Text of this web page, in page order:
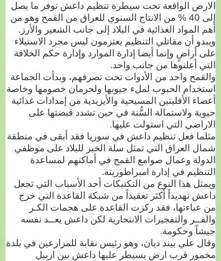
الارض الواقعة تحت سيطرة تنظيم داعش توفر ما يصل
إلى 40 % من الانتاج السنوي للعراق من القمح وهو من
أهم المواد الغذائية في البلاد إلى جانب الشعير والأرز.
ويبدو أن مقاتلي التنظيم يعتزمون ليس مجرد الاستيلاء
على أراضٍ وإنما أيضا إدارة الموارد وإدارة حكم الخلافة
التي أعلنوها من جانب واحد.
والقمح واحد من الأدوات تحت تصرفهم، وبدأت الجماعة
استخدام الحبوب لملء جيوبها ولحرمان خصومها وخاصة
أعضاء الأقليتين المسيحية والأيزيدية من إمدادات غذائية
حيوية ولاستمالة السُّنة في حين تشدد قبضتها على
الاراضي التي استولت عليها.
مثلما فعل تنظيم داعش في سوريا فقد أبقى في منطقة
شمال العراق التي تمثل سلة الخبز للبلاد على موظفي
الدولة وعمال صوامع القمح في أماكنهم لمساعدة
التنظيم في إدارة امبراطوريته.
ويمثل هذا النوع من التكتيكات أحد الأسباب التي تجعل
داعش تهديداً أكثر تعقيداً من شبكة القاعدة التي خرج
من عباءتها، فقد ركزت القاعدة على هجمات الكـر
والفــر والتفجيرات الانتحارية لكن داعش يعــد نفسه
جيشاً وحكومة.
وقال علي بيند ديان، وهو رئيس نقابة للمزارعين في بلدة
مخمور قرب ارض يسيطر عليها داعش بين اربيل